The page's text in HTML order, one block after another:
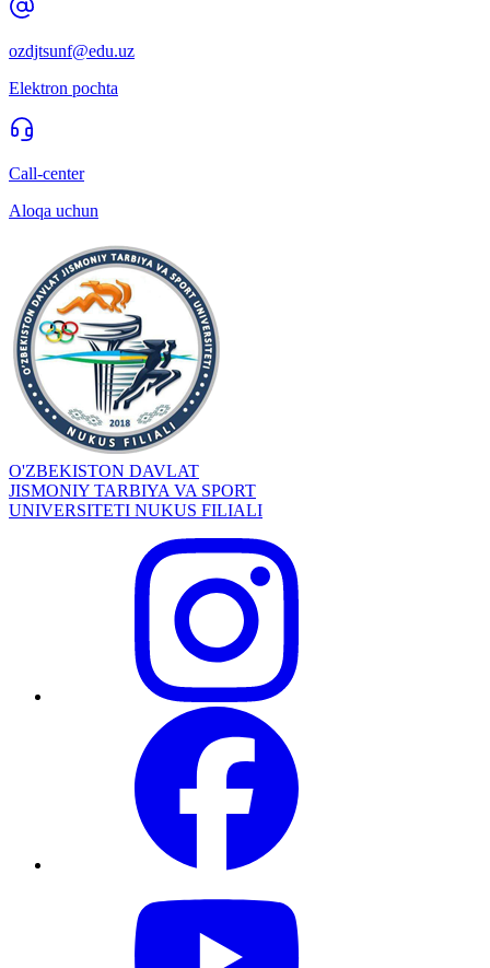
ozdjtsunf@edu.uz
Elektron pochta
Call-center
Aloqa uchun
O'ZBEKISTON DAVLAT
JISMONIY TARBIYA VA SPORT
UNIVERSITETI NUKUS FILIALI